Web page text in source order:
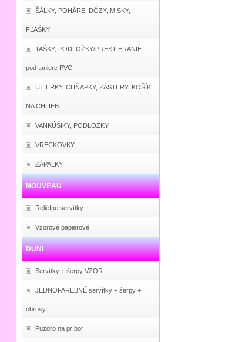
ŠÁLKY, POHÁRE, DÓZY, MISKY,
FĽAŠKY
TAŠKY, PODLOŽKY/PRESTIERANIE
pod taniere PVC
UTIERKY, CHŇAPKY, ZÁSTERY, KOŠÍK
NA CHLIEB
VANKÚŠIKY, PODLOŽKY
VRECKOVKY
ZÁPALKY
NOUVEAU
Reliéfne servítky
Vzorové papierové
DUNI
Servítky + šerpy VZOR
JEDNOFAREBNÉ servítky + šerpy +
obrusy
Puzdro na príbor